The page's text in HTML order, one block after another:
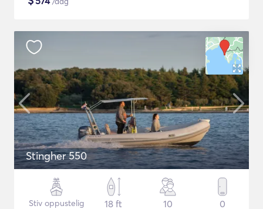
Stingher 550
Stiv oppustelig
18 ft
10
0